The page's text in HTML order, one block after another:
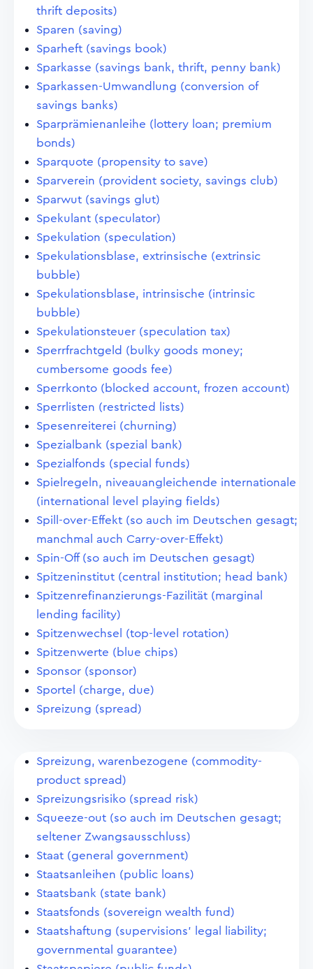
thrift deposits)
Sparen (saving)
Sparheft (savings book)
Sparkasse (savings bank, thrift, penny bank)
Sparkassen-Umwandlung (conversion of
savings banks)
Sparprämienanleihe (lottery loan; premium
bonds)
Sparquote (propensity to save)
Sparverein (provident society, savings club)
Sparwut (savings glut)
Spekulant (speculator)
Spekulation (speculation)
Spekulationsblase, extrinsische (extrinsic
bubble)
Spekulationsblase, intrinsische (intrinsic
bubble)
Spekulationsteuer (speculation tax)
Sperrfrachtgeld (bulky goods money;
cumbersome goods fee)
Sperrkonto (blocked account, frozen account)
Sperrlisten (restricted lists)
Spesenreiterei (churning)
Spezialbank (spezial bank)
Spezialfonds (special funds)
Spielregeln, niveauangleichende internationale
(international level playing fields)
Spill-over-Effekt (so auch im Deutschen gesagt;
manchmal auch Carry-over-Effekt)
Spin-Off (so auch im Deutschen gesagt)
Spitzeninstitut (central institution; head bank)
Spitzenrefinanzierungs-Fazilität (marginal
lending facility)
Spitzenwechsel (top-level rotation)
Spitzenwerte (blue chips)
Sponsor (sponsor)
Sportel (charge, due)
Spreizung (spread)
Spreizung, warenbezogene (commodity-
product spread)
Spreizungsrisiko (spread risk)
Squeeze-out (so auch im Deutschen gesagt;
seltener Zwangsausschluss)
Staat (general government)
Staatsanleihen (public loans)
Staatsbank (state bank)
Staatsfonds (sovereign wealth fund)
Staatshaftung (supervisions' legal liability;
governmental guarantee)